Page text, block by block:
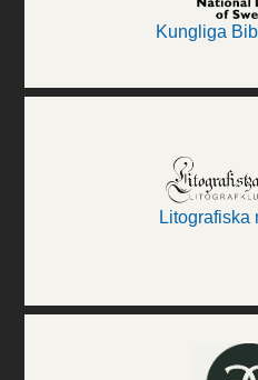
Kungliga
Litografiska